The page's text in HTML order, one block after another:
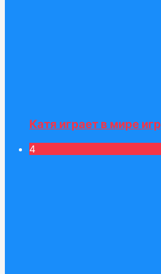
Катя играет в мире
4